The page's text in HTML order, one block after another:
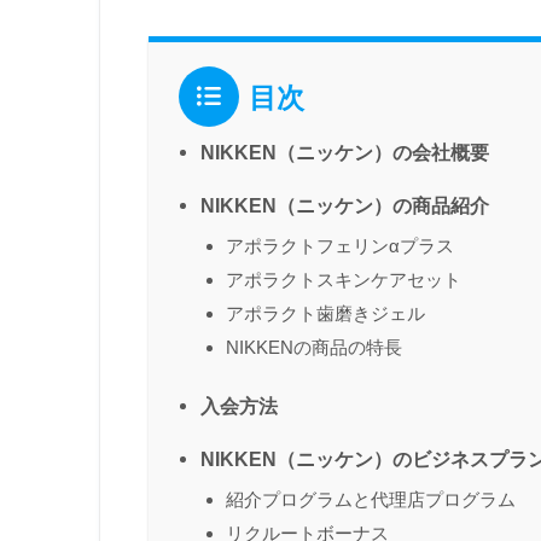
目次
NIKKEN（ニッケン）の会社概要
NIKKEN（ニッケン）の商品紹介
アポラクトフェリンαプラス
アポラクトスキンケアセット
アポラクト歯磨きジェル
NIKKENの商品の特長
入会方法
NIKKEN（ニッケン）のビジネスプラ
紹介プログラムと代理店プログラム
リクルートボーナス